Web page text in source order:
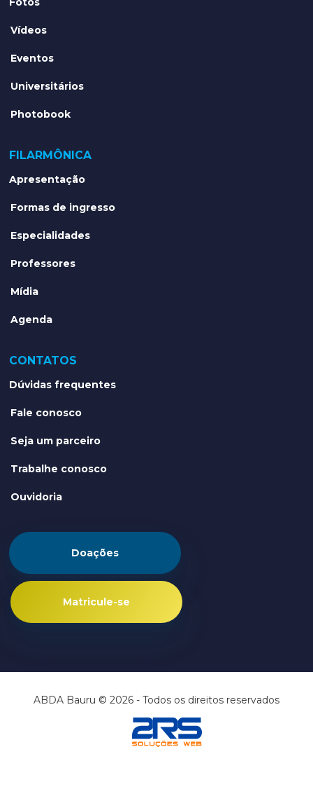
Vídeos
Eventos
Universitários
Photobook
FILARMÔNICA
Apresentação
Formas de ingresso
Especialidades
Professores
Mídia
Agenda
CONTATOS
Dúvidas frequentes
Fale conosco
Seja um parceiro
Trabalhe conosco
Ouvidoria
Doações
Matricule-se
ABDA Bauru © 2026 - Todos os direitos reservados